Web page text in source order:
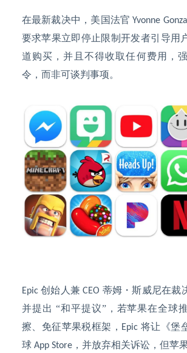
在最新裁决中，美国法官 Yvonne
要求苹果立即停止限制开发者引导用
道购买，并且不得收取任何费用，
令，而非可谈判事项。
Epic创始人兼CEO 蒂姆・斯威尼在裁
并提出 “和平提议”，若苹果在全球
擦、免征苹果税框架， Epic 将让《堡
球 App Store，并放弃相关诉讼，但苹